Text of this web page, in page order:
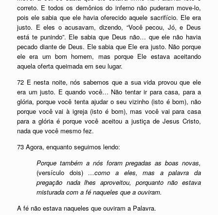
correto. E todos os demônios do inferno não puderam move-lo,
pois ele sabia que ele havia oferecido aquele sacrifício. Ele era
justo. E eles o acusavam, dizendo, “Você pecou, Jó, e Deus
está te punindo”. Ele sabia que Deus não… que ele não havia
pecado diante de Deus. Ele sabia que Ele era justo. Não porque
ele era um bom homem, mas porque Ele estava aceitando
aquela oferta queimada em seu lugar.
72 E nesta noite, nós sabemos que a sua vida provou que ele
era um justo. E quando você… Não tentar ir para casa, para a
glória, porque você tenta ajudar o seu vizinho (isto é bom), não
porque você vai à igreja (isto é bom), mas você vai para casa
para a glória é porque você aceitou a justiça de Jesus Cristo,
nada que você mesmo fez.
73 Agora, enquanto seguimos lendo:
Porque também a nós foram pregadas as boas novas,
(versículo dois)…como a eles, mas a palavra da
pregação nada lhes aproveitou, porquanto não estava
misturada com a fé naqueles que a ouviram.
A fé não estava naqueles que ouviram a Palavra.